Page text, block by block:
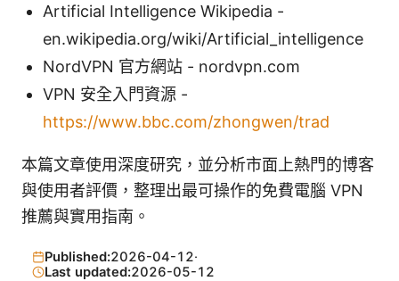
Artificial Intelligence Wikipedia -
en.wikipedia.org/wiki/Artificial_intelligence
NordVPN 官方網站 - nordvpn.com
VPN 安全入門資源 -
https://www.bbc.com/zhongwen/trad
本篇文章使用深度研究，並分析市面上熱門的博客
與使用者評價，整理出最可操作的免費電腦 VPN
推薦與實用指南。
Published:2026-04-12·
Last updated:2026-05-12